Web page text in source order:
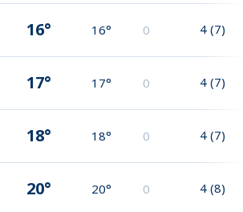
16° 16° 0 4 (7)
17° 17° 0 4 (7)
18° 18° 0 4 (7)
20° 20° 0 4 (8)